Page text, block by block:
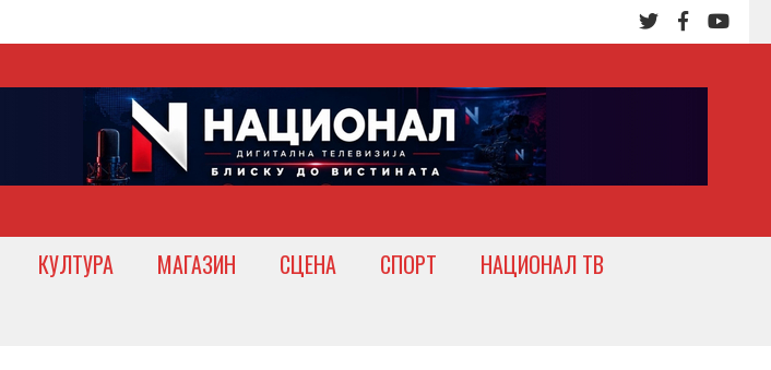
КУЛТУРА МАГАЗИН СЦЕНА СПОРТ
НАЦИОНАЛ ТВ